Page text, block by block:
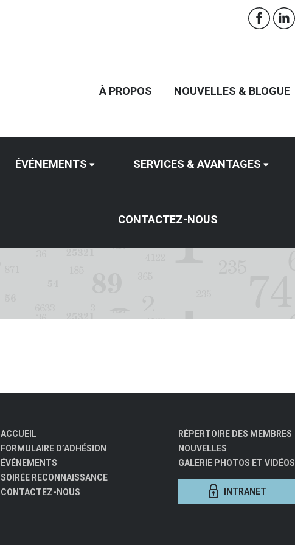
À PROPOS NOUVELLES & BLOGUE
ÉVÉNEMENTS SERVICES & AVANTAGES
CONTACTEZ-NOUS
ACCUEIL
FORMULAIRE D’ADHÉSION
ÉVÉNEMENTS
SOIRÉE RECONNAISSANCE
CONTACTEZ-NOUS
RÉPERTOIRE DES MEMBRES
NOUVELLES
GALERIE PHOTOS ET VIDÉOS
INTRANET